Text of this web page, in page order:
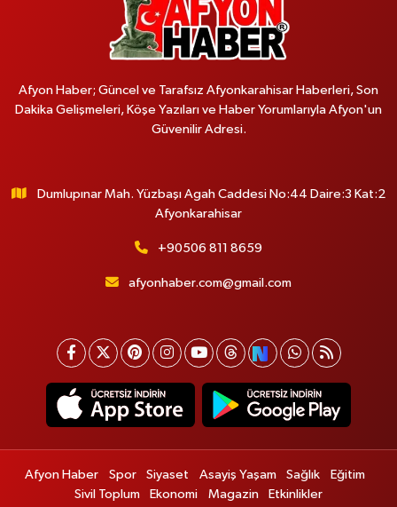
Afyon Haber; Güncel ve Tarafsız Afyonkarahisar Haberleri, Son
Dakika Gelişmeleri, Köşe Yazıları ve Haber Yorumlarıyla Afyon'un
Güvenilir Adresi.
Dumlupınar Mah. Yüzbaşı Agah Caddesi No:44 Daire:3 Kat:2
Afyonkarahisar
+90506 811 8659
afyonhaber.com@gmail.com
Afyon Haber Spor Siyaset Asayiş Yaşam Sağlık
Eğitim
Sivil Toplum
Ekonomi Magazin Etkinlikler